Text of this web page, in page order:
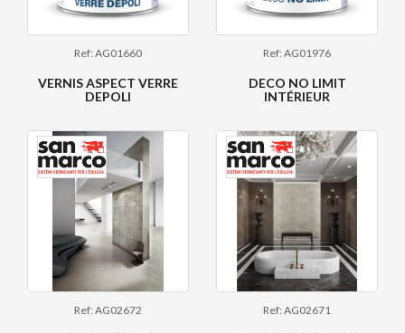
Ref: AG01660
VERNIS ASPECT VERRE
DEPOLI
Ref: AG01976
DECO NO LIMIT
INTÉRIEUR
Ref: AG02672 Ref: AG02671